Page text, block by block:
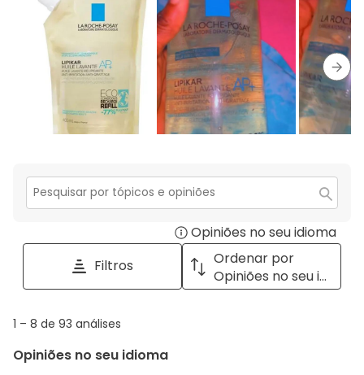
produto,
Secção
Opiniões no seu idioma
a
with
Filtros
Ordenar por
Opiniões no seu idioma
1
8
1 – 8 de 93 análises
Opiniões no seu idioma